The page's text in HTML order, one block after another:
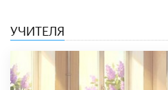
УЧИТЕЛЯ